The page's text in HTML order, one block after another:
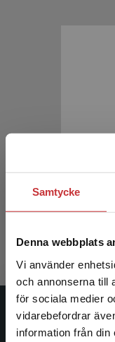
Samtycke
Denna webbplats
Vi använder
och annonserna till
för sociala medier
vidarebefordrar
information från din
Exkl.